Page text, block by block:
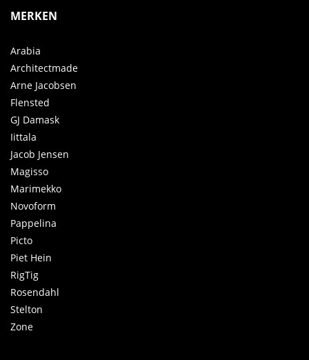
MERKEN
Arabia
Architectmade
Arne Jacobsen
Flensted
GJ Damask
Iittala
Jacob Jensen
Magisso
Marimekko
Novoform
Pappelina
Picto
Piet Hein
RigTig
Rosendahl
Stelton
Zone